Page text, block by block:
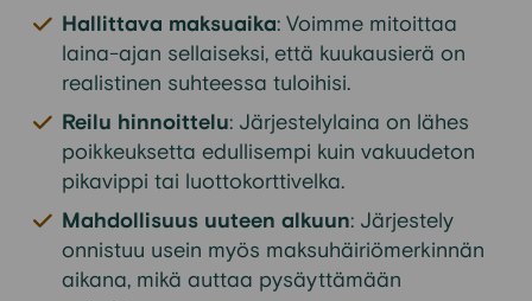
Hallittava maksuaika: Voimme mitoittaa
laina-ajan sellaiseksi, että kuukausierä on
realistinen suhteessa tuloihisi.
Reilu hinnoittelu: Järjestelylaina on lähes
poikkeuksetta edullisempi kuin vakuudeton
pikavippi tai luottokorttivelka.
Mahdollisuus uuteen alkuun: Järjestely
onnistuu usein myös maksuhäiriömerkinnän
aikana, mikä auttaa pysäyttämään